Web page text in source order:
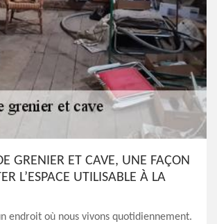
GRENIER ET CAVE, UNE FAÇON
L’ESPACE UTILISABLE À LA
endroit où nous vivons quotidiennement.